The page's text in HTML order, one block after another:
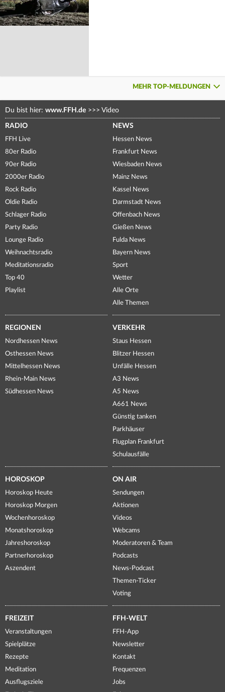
MEHR TOP-MELDUNGEN
Du bist hier: www.FFH.de >>> Video
RADIO
FFH Live
80er Radio
90er Radio
2000er Radio
Rock Radio
Oldie Radio
Schlager Radio
Party Radio
Lounge Radio
Weihnachtsradio
Meditationsradio
Top 40
Playlist
NEWS
Hessen News
Frankfurt News
Wiesbaden News
Mainz News
Kassel News
Darmstadt News
Offenbach News
Gießen News
Fulda News
Bayern News
Sport
Wetter
Alle Orte
Alle Themen
REGIONEN
Nordhessen News
Osthessen News
Mittelhessen News
Rhein-Main News
Südhessen News
VERKEHR
Staus Hessen
Blitzer Hessen
Unfälle Hessen
A3 News
A5 News
A661 News
Günstig tanken
Parkhäuser
Flugplan Frankfurt
Schulausfälle
HOROSKOP
Horoskop Heute
Horoskop Morgen
Wochenhoroskop
Monatshoroskop
Jahreshoroskop
Partnerhoroskop
Aszendent
ON AIR
Sendungen
Aktionen
Videos
Webcams
Moderatoren & Team
Podcasts
News-Podcast
Themen-Ticker
Voting
FREIZEIT
Veranstaltungen
Spielplätze
Rezepte
Meditation
Ausflugsziele
FFH-WELT
FFH-App
Newsletter
Kontakt
Frequenzen
Jobs